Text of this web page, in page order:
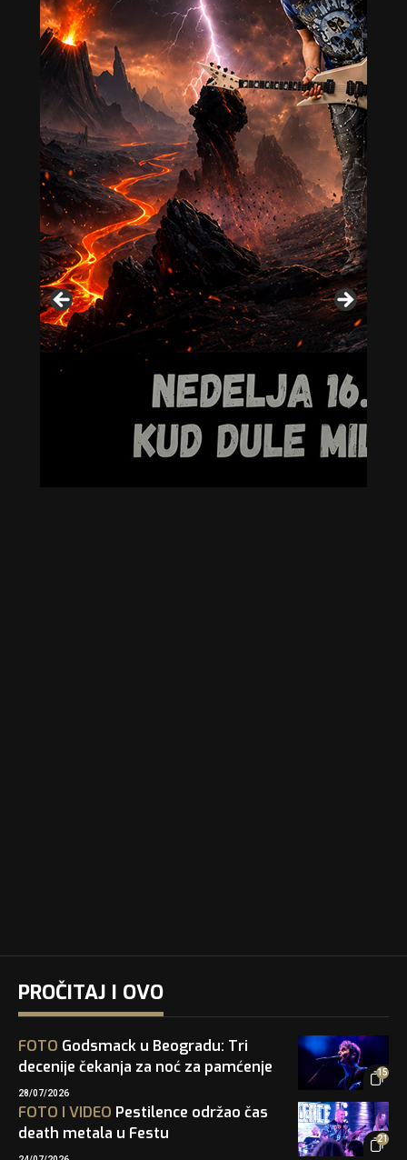
PROČITAJ I OVO
15
FOTO Godsmack u Beogradu: Tri
decenije čekanja za noć za pamćenje
28/07/2026
21
FOTO I VIDEO Pestilence održao čas
death metala u Festu